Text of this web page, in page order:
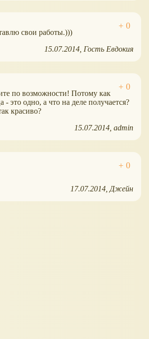
свои работы.)))
15.07.2014 Гость Евдокия
по возможности! Потому как
- это одно, а что на деле получается?
красиво?
15.07.2014 admin
17.07.2014 Джейн